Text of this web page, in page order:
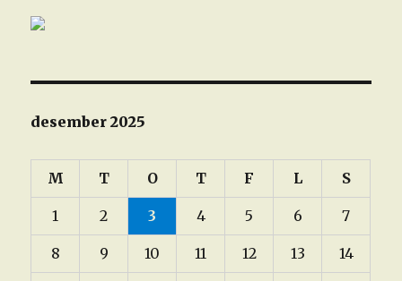
desember 2025
M T O T F L S
1 2 3 4 5 6 7
8 9 10 11 12 13 14